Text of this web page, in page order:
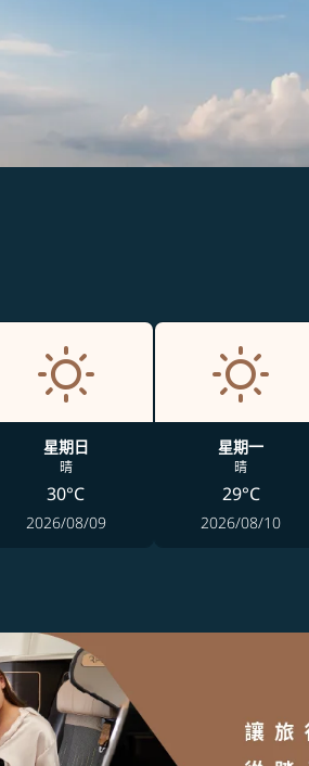
星期日
晴
30°C
2026/08/09
星期一
晴
29°C
2026/08/10